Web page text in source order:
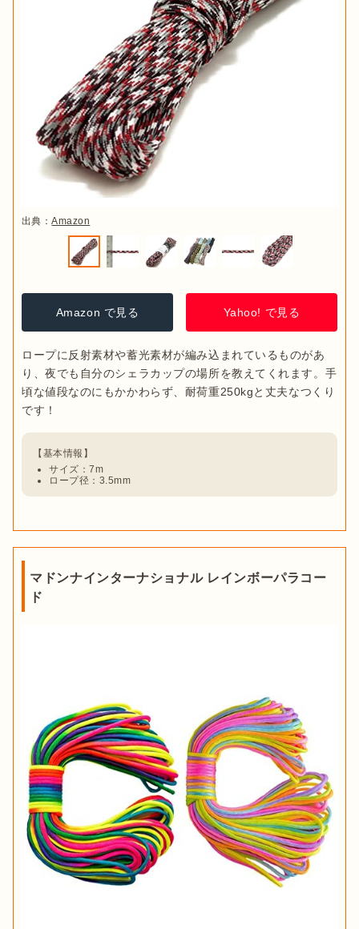
出典：Amazon
Amazon で見る Yahoo! で見る
ロープに反射素材や蓄光素材が編み込まれているものがあ
り、夜でも自分のシェラカップの場所を教えてくれます。手
頃な値段なのにもかかわらず、耐荷重250kgと丈夫なつくり
サイズ：7m
ロープ径：3.5mm
マドンナインターナショナル レインボーパラコー
ド